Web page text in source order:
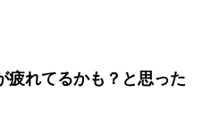
疲れてるかも？と思った